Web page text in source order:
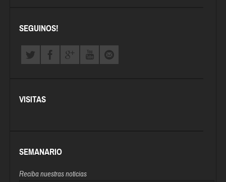
SEGUINOS!
VISITAS
SEMANARIO
Reciba nuestras noticias